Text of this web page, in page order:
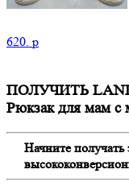
620. p
ПОЛУЧИТЬ
Рюкзак для мам с
Начните